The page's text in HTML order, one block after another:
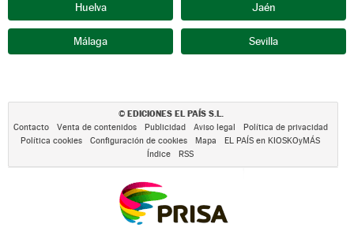
Huelva Jaén
Málaga Sevilla
© EDICIONES EL PAÍS S.L.
Contacto Venta de contenidos Publicidad Aviso legal
Política de privacidad
Política cookies
Configuración de cookies Mapa
EL PAÍS en KIOSKOyMÁS
Índice
RSS